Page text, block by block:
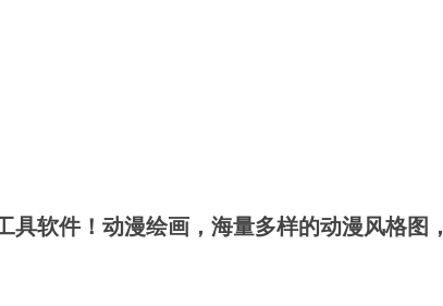
具软件！动漫绘画，海量多样的动漫风格图，